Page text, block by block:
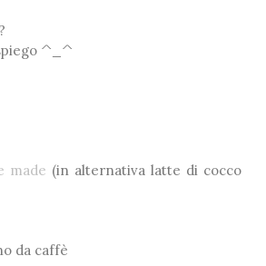
^_^
made (in alternativa latte di cocco
da caffè